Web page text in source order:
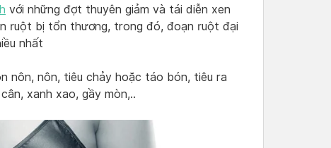
với những đợt thuyên giảm và tái diễn xen
ruột bị tổn thương, trong đó, đoạn ruột đại
nhất
nôn, nôn, tiêu chảy hoặc táo bón, tiêu ra
xanh xao, gầy mòn,..